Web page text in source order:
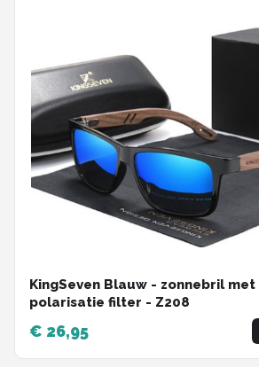
KingSeven Blauw - zonnebril met
polarisatie filter - Z208
€ 26,95